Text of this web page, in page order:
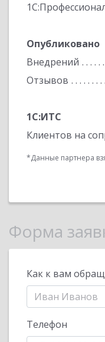
Опубликовано
Внедрений
Отзывов
1С:ИТС
Клиентов на
*Данные партнера
Форма
Как к вам
Телефон